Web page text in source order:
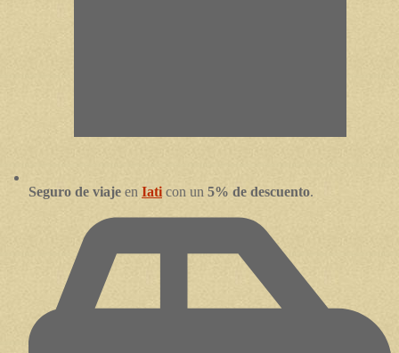
Seguro de viaje en Iati con un 5% de descuento.